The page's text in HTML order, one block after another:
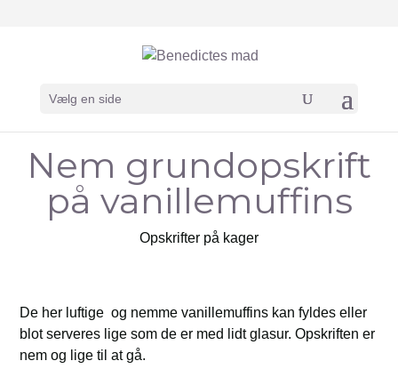
Vælg en side
Nem grundopskrift
på vanillemuffins
Opskrifter på kager
De her luftige og nemme vanillemuffins kan fyldes eller
blot serveres lige som de er med lidt glasur. Opskriften er
nem og lige til at gå.